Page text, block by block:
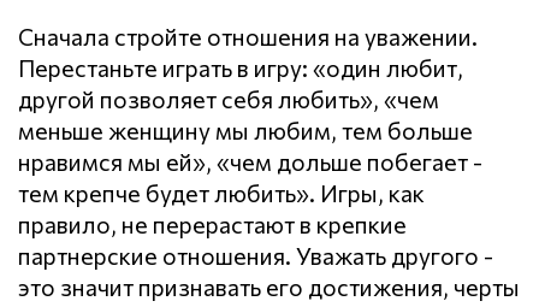
Сначала стройте отношения на уважении.
Перестаньте играть в игру: «один любит,
другой позволяет себя любить», «чем
меньше женщину мы любим, тем больше
нравимся мы ей», «чем дольше побегает -
тем крепче будет любить». Игры, как
правило, не перерастают в крепкие
партнерские отношения. Уважать другого -
это значит признавать его достижения, черты